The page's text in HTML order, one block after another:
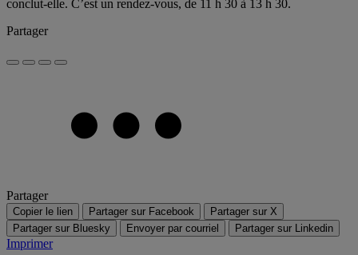
conclut-elle. C’est un rendez-vous, de 11 h 30 à 13 h 30.
Partager
Partager
Copier le lien Partager sur Facebook
Partager sur X
Partager sur Bluesky
Envoyer par courriel Partager sur Linkedin
Imprimer